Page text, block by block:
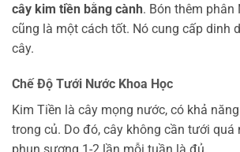
cây kim tiền bằng cành. Bón thêm phân
cũng là một cách tốt. Nó cung cấp dinh
cây.
Chế Độ Tưới Nước Khoa Học
Kim Tiền là cây mọng nước, có khả
trong củ. Do đó, cây không cần tưới quá